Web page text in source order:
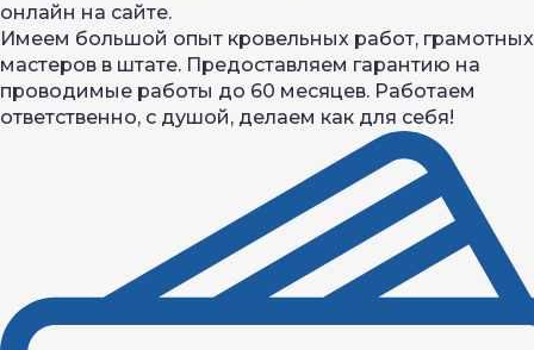
онлайн на сайте.
Имеем большой опыт кровельных работ, грамотных
мастеров в штате. Предоставляем гарантию на
проводимые работы до 60 месяцев. Работаем
ответственно, с душой, делаем как для себя!